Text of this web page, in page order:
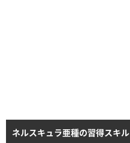
ネルスキュラ亜種の習得スキル